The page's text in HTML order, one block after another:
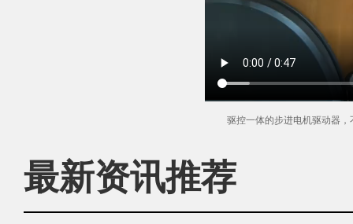
驱控一体的步进电机驱动器
最新资讯推荐